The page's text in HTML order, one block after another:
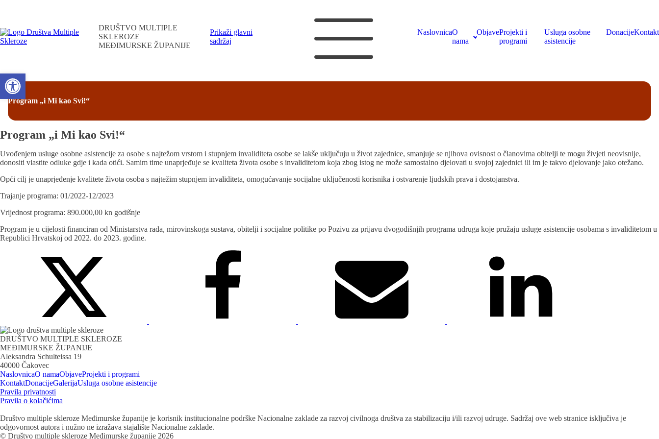
DRUŠTVO MULTIPLE
SKLEROZE
MEĐIMURSKE ŽUPANIJE
Prikaži glavni
sadržaj
NaslovnicaO
nama
ObjaveProjekti i
programi
Usluga osobne
asistencije
DonacijeKontakt
Program „i Mi kao Svi!“
Program „i Mi kao Svi!“
Uvođenjem usluge osobne asistencije za osobe s najtežom vrstom i stupnjem invaliditeta osobe se lakše uključuju u život zajednice, smanjuje se njihova ovisnost o članovima obitelji te mogu živjeti neovisnije,
donositi vlastite odluke gdje i kada otići. Samim time unaprjeđuje se kvaliteta života osobe s invaliditetom koja zbog istog ne može samostalno djelovati u svojoj zajednici ili im je takvo djelovanje jako otežano.
Opći cilj je unaprjeđenje kvalitete života osoba s najtežim stupnjem invaliditeta, omogućavanje socijalne uključenosti korisnika i ostvarenje ljudskih prava i dostojanstva.
Trajanje programa: 01/2022-12/2023
Vrijednost programa: 890.000,00 kn godišnje
Program je u cijelosti financiran od Ministarstva rada, mirovinskoga sustava, obitelji i socijalne politike po Pozivu za prijavu dvogodišnjih programa udruga koje pružaju usluge asistencije osobama s invaliditetom u
Republici Hrvatskoj od 2022. do 2023. godine.
DRUŠTVO MULTIPLE SKLEROZE
MEĐIMURSKE ŽUPANIJE
Aleksandra Schulteissa 19
40000 Čakovec
NaslovnicaO namaObjaveProjekti i programi
KontaktDonacijeGalerijaUsluga osobne asistencije
Pravila privatnosti
Pravila o kolačićima
Društvo multiple skleroze Međimurske županije je korisnik institucionalne podrške Nacionalne zaklade za razvoj civilnoga društva za stabilizaciju i/ili razvoj udruge. Sadržaj ove web stranice isključiva je
odgovornost autora i nužno ne izražava stajalište Nacionalne zaklade.
© Društvo multiple skleroze Međimurske županije 2026
Open toolbar